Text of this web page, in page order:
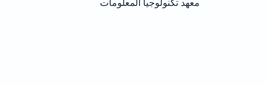
معهد تكنولوجيا المعلومات